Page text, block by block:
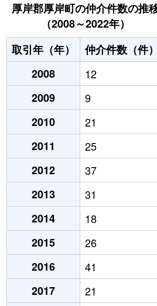
厚岸郡厚岸町の仲介件数の推
（2008～2022年）
取引年（年）
仲介件数（件）
2008
12
2009
9
2010
21
2011
25
2012
37
2013
31
2014
18
2015
26
2016
41
2017
21